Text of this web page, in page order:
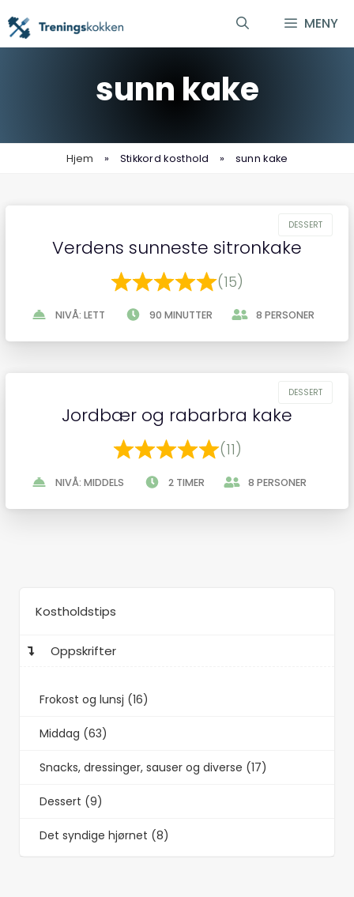
til
MENY
sunn kake
Hjem » Stikkord kosthold » sunn kake
Verdens sunneste sitronkake
(15)
NIVÅ: LETT 90 MINUTTER 8 PERSONER
Jordbær og rabarbra kake
(11)
NIVÅ: MIDDELS 2 TIMER 8 PERSONER
Kostholdstips
Oppskrifter
Frokost og lunsj (16)
Middag (63)
Snacks, dressinger, sauser og diverse (17)
Dessert (9)
Det syndige hjørnet (8)